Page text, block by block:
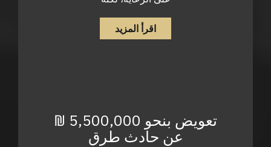
اقرأ المزيد
تعويض بنحو 5,500,000 ₪
عن حادث طرق